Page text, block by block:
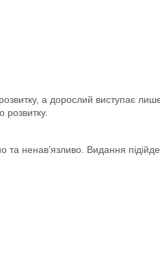
а дорослий виступає
розвитку.
ненав’язливо. Видання